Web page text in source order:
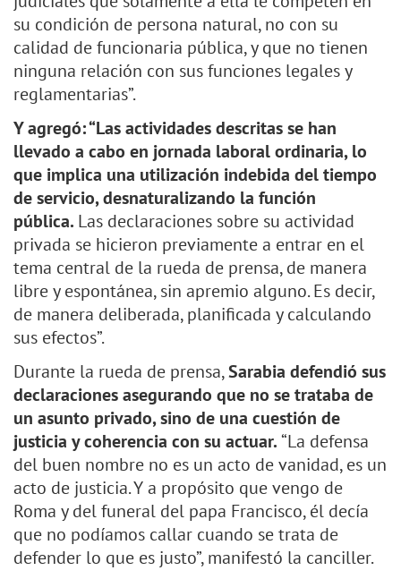
su condición de persona natural, no con su
calidad de funcionaria pública, y que no tienen
ninguna relación con sus funciones legales y
reglamentarias”.
Y agregó: “Las actividades descritas se han
llevado a cabo en jornada laboral ordinaria, lo
que implica una utilización indebida del tiempo
de servicio, desnaturalizando la función
pública. Las declaraciones sobre su actividad
privada se hicieron previamente a entrar en el
tema central de la rueda de prensa, de manera
libre y espontánea, sin apremio alguno. Es decir,
de manera deliberada, planificada y calculando
sus efectos”.
Durante la rueda de prensa,Sarabia defendió sus
declaraciones asegurando que no se trataba de
un asunto privado, sino de una cuestión de
justicia y coherencia con su actuar.“La defensa
del buen nombre no es un acto de vanidad, es un
acto de justicia. Y a propósito que vengo de
Roma y del funeral del papa Francisco, él decía
que no podíamos callar cuando se trata de
defender lo que es justo”, manifestó la canciller.